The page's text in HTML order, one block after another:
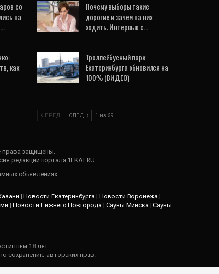
со
на
как
Почему выборы такие
дорогие и зачем на них
ходить. Интервью с…
Троллейбусный парк
Екатеринбурга обновился на
100% (ВИДЕО)
ПРЕД СЛЕД 1 из 59
защищены.
редакции портала 1EKAT.RU.
объявлениях.
| Новости Екатеринбурга | Новости Воронежа |
| Новости Нижнего Новгорода | Сауны Минска | Сауны
18 лет.
сохранению авторских прав.